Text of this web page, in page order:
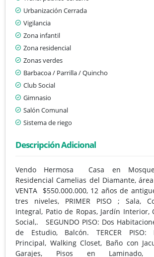
Urbanización Cerrada
Vigilancia
Zona infantil
Zona residencial
Zonas verdes
Barbacoa / Parrilla / Quincho
Club Social
Gimnasio
Salón Comunal
Sistema de riego
Descripción Adicional
Vendo Hermosa Casa en
Residencial Camelias del Diamante, área
VENTA $550.000.000, 12 años de
tres niveles, PRIMER PISO ; Sala,
Integral, Patio de Ropas, Jardín Interior,
Social,. SEGUNDO PISO: Dos
de Estudio, Balcón. TERCER PISO:
Principal, Walking Closet, Baño con
Garajes, Pisos en Laminado,